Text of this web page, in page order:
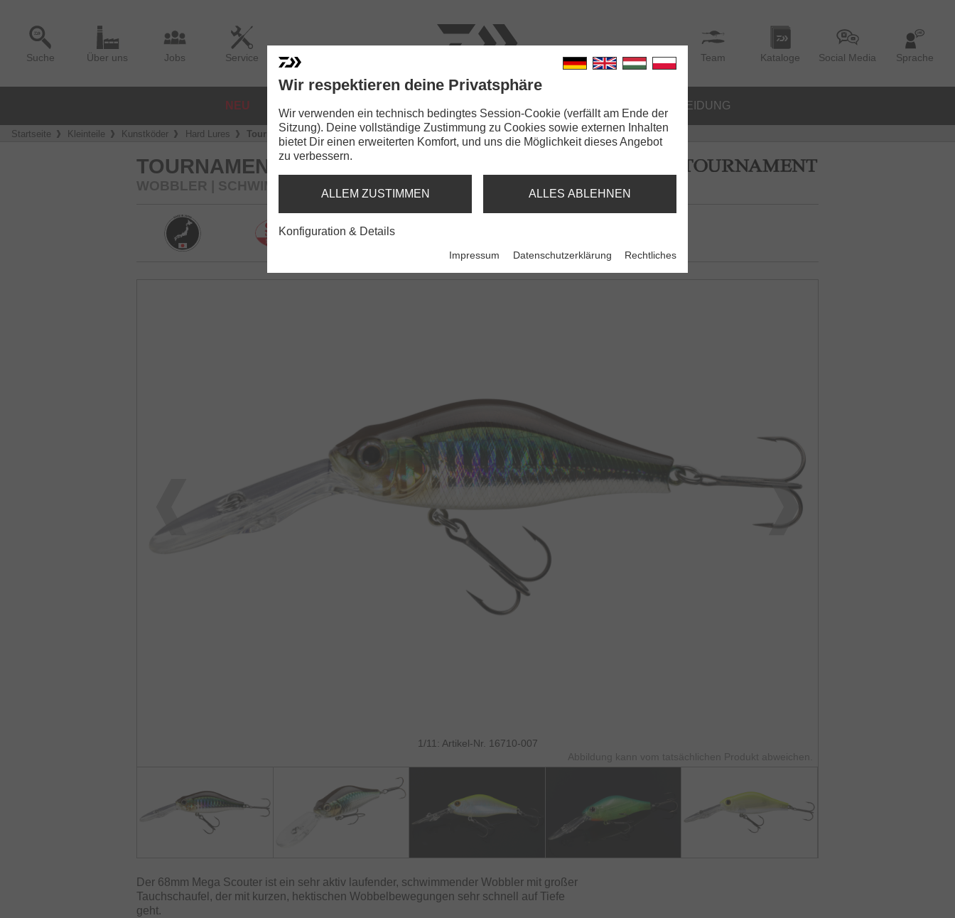
Suche Über uns Jobs Service Team Kataloge Social Media Sprache
NEU BEKLEIDUNG
Startseite Kleinteile Kunstköder Hard Lures Tournament Mega Scouter | 1064FG
TOURNAMENT MEGA SCOUTER | 1064FG
WOBBLER | SCHWIMMEND | DEEP RUNNER
1/11: Artikel-Nr. 16710-007
Abbildung kann vom tatsächlichen Produkt abweichen.
Der 68mm Mega Scouter ist ein sehr aktiv laufender, schwimmender Wobbler mit großer
Tauchschaufel, der mit kurzen, hektischen Wobbelbewegungen sehr schnell auf Tiefe
geht.
Wir respektieren deine Privatsphäre
Wir verwenden ein technisch bedingtes Session-Cookie (verfällt am Ende der
Sitzung). Deine vollständige Zustimmung zu Cookies sowie externen Inhalten
bietet Dir einen erweiterten Komfort, und uns die Möglichkeit dieses Angebot
zu verbessern.
ALLEM ZUSTIMMEN ALLES ABLEHNEN
Konfiguration & Details
Impressum Datenschutzerklärung Rechtliches